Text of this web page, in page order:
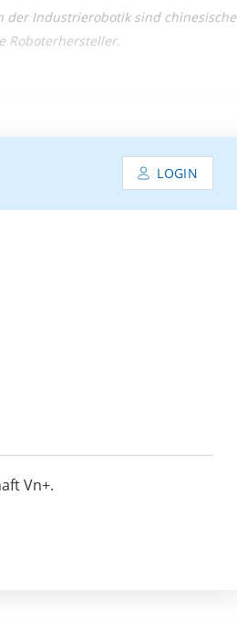
der Industrierobotik sind chinesische
Roboterhersteller.
LOGIN
Vn+.